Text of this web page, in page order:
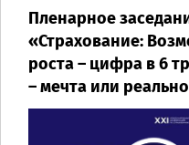
Пленарное
«Страхование:
роста – цифра в 6
– мечта или